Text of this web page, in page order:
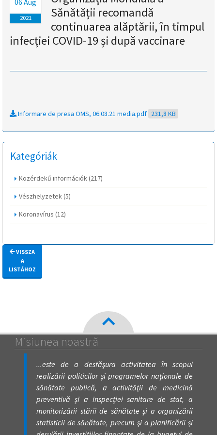
magyar
nyelvű
van
román
oldalra
másodpercen
belül.
06 Aug
2021
Sănătății recomandă
continuarea alăptării, în timpul
infecției COVID-19 și după vaccinare
Informare de presa OMS, 06.08.21 media.pdf 231,8 KB
Kategóriák
Közérdekű információk(217)
Vészhelyzetek(5)
Koronavírus (12)
VISSZA
A
LISTÁHOZ
Misiunea noastră
...este de a desfăşura activitatea în scopul
realizării politicilor şi programelor naţionale de
sănătate publică, a activităţii de medicină
preventivă şi a inspecţiei sanitare de stat, a
monitorizării stării de sănătate şi a organizării
statisticii de sănătate, precum şi a planificării şi